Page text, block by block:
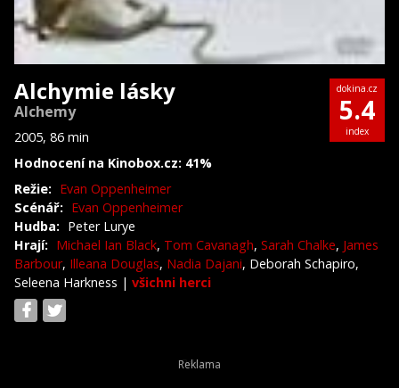
Alchymie lásky
Alchemy
2005, 86 min
Hodnocení na Kinobox.cz: 41%
dokina.cz
5.4
index
Režie: Evan Oppenheimer
Scénář: Evan Oppenheimer
Hudba: Peter Lurye
Hrají: Michael Ian Black, Tom Cavanagh, Sarah Chalke, James
Barbour, Illeana Douglas, Nadia Dajani, Deborah Schapiro,
Seleena Harkness | všichni herci